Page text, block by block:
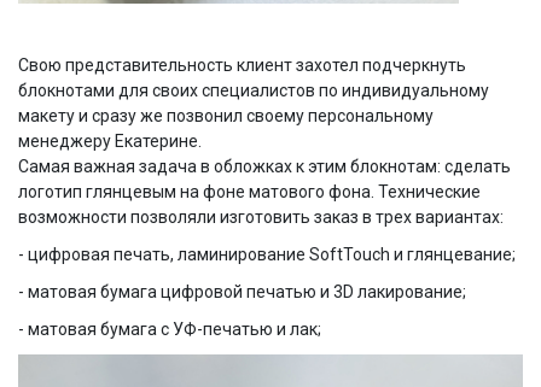
Свою представительность клиент захотел подчеркнуть
блокнотами для своих специалистов по индивидуальному
макету и сразу же позвонил своему персональному
менеджеру Екатерине.
Самая важная задача в обложках к этим блокнотам: сделать
логотип глянцевым на фоне матового фона. Технические
возможности позволяли изготовить заказ в трех вариантах:
- цифровая печать, ламинирование SoftTouch и глянцевание;
- матовая бумага цифровой печатью и 3D лакирование;
- матовая бумага с УФ-печатью и лак;